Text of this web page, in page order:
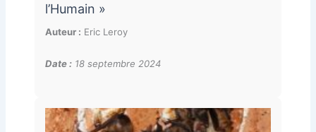
l’Humain »
Auteur : Eric Leroy
Date : 18 septembre 2024